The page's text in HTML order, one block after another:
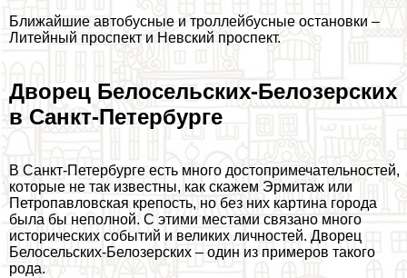
Ближайшие автобусные и троллейбусные остановки –
Литейный проспект и Невский проспект.
Дворец Белосельских-Белозерских
в Санкт-Петербурге
В Санкт-Петербурге есть много достопримечательностей,
которые не так известны, как скажем Эрмитаж или
Петропавловская крепость, но без них картина города
была бы неполной. С этими местами связано много
исторических событий и великих личностей. Дворец
Белосельских-Белозерских – один из примеров такого
рода.